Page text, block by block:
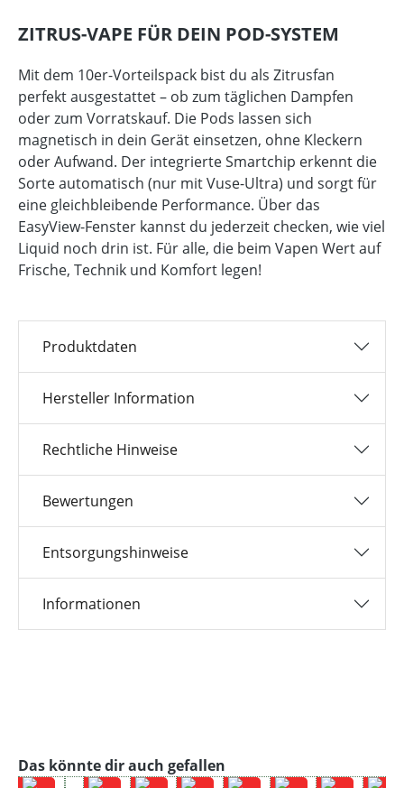
ZITRUS-VAPE FÜR DEIN POD-SYSTEM
Mit dem 10er-Vorteilspack bist du als Zitrusfan
perfekt ausgestattet – ob zum täglichen Dampfen
oder zum Vorratskauf. Die Pods lassen sich
magnetisch in dein Gerät einsetzen, ohne Kleckern
oder Aufwand. Der integrierte Smartchip erkennt die
Sorte automatisch (nur mit Vuse-Ultra) und sorgt für
eine gleichbleibende Performance. Über das
EasyView-Fenster kannst du jederzeit checken, wie viel
Liquid noch drin ist. Für alle, die beim Vapen Wert auf
Frische, Technik und Komfort legen!
Produktdaten
Hersteller Information
Rechtliche Hinweise
Bewertungen
Entsorgungshinweise
Informationen
Produktgalerie überspringen
Das könnte dir auch gefallen